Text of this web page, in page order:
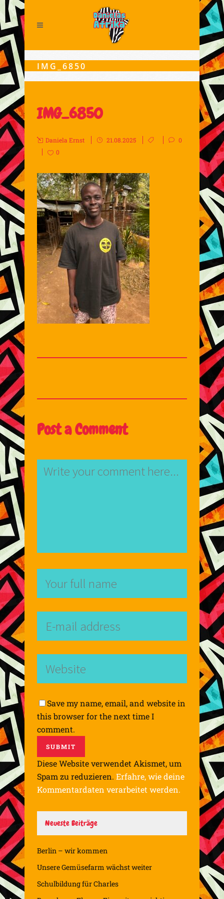
IMG_6850
IMG_6850
Daniela Ernst 21.08.2025
0
0
Post a Comment
Save my name, email, and website in
this browser for the next time I
comment.
Diese Website verwendet Akismet, um
Spam zu reduzieren. Erfahre, wie deine
Kommentardaten verarbeitet werden.
Neueste Beiträge
Berlin – wir kommen
Unsere Gemüsefarm wächst weiter
Schulbildung für Charles